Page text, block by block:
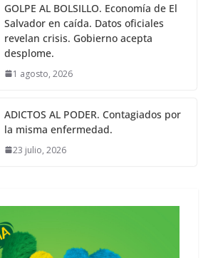
GOLPE AL BOLSILLO. Economía de El
Salvador en caída. Datos oficiales
revelan crisis. Gobierno acepta
desplome.
1 agosto, 2026
ADICTOS AL PODER. Contagiados por
la misma enfermedad.
23 julio, 2026